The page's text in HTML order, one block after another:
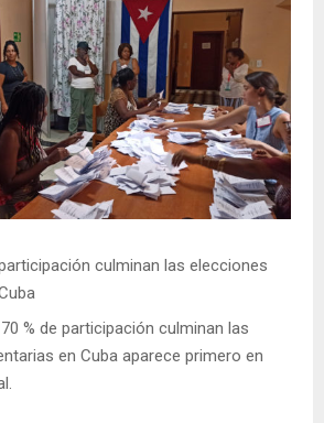
% de participación culminan las
en Cuba aparece primero en